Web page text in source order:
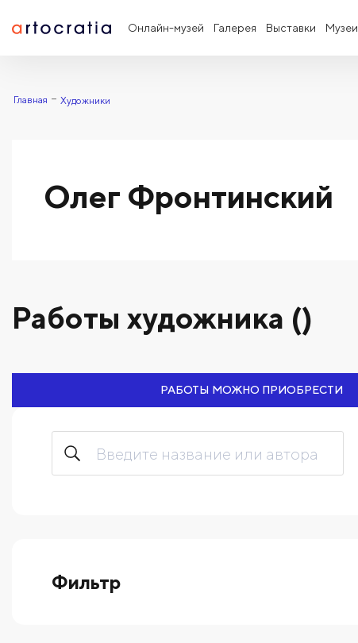
Онлайн-музей Галерея Выставки Музеи
Главная Художники
Олег Фронтинский
Работы художника ()
РАБОТЫ МОЖНО ПРИОБРЕСТИ
Фильтр